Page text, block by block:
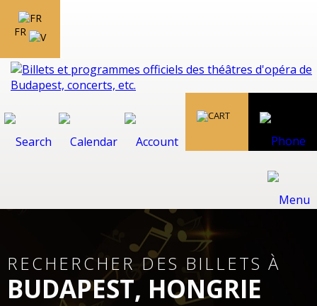
FR
RECHERCHER DES BILLETS À
BUDAPEST, HONGRIE